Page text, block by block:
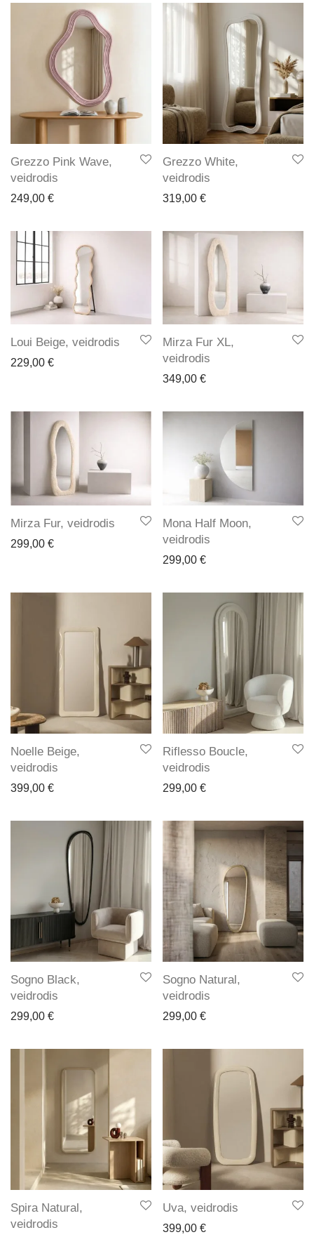
Grezzo Pink Wave,
veidrodis
249,00 €
Grezzo White,
veidrodis
319,00 €
Loui Beige, veidrodis
229,00 €
Mirza Fur XL,
veidrodis
349,00 €
Mirza Fur, veidrodis
299,00 €
Mona Half Moon,
veidrodis
299,00 €
Noelle Beige,
veidrodis
399,00 €
Riflesso Boucle,
veidrodis
299,00 €
Sogno Black,
veidrodis
299,00 €
Sogno Natural,
veidrodis
299,00 €
Spira Natural,
veidrodis
Uva, veidrodis
399,00 €